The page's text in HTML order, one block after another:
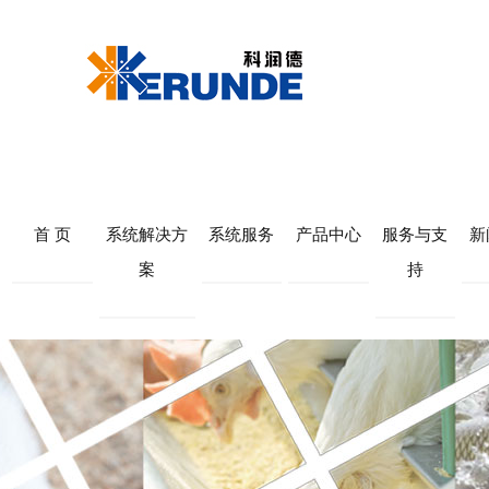
首 页
系统解决方
案
系统服务 产品中心
服务与支
持